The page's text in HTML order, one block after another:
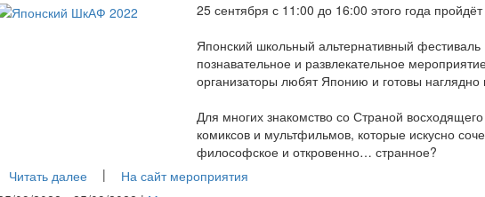
25 сентября с 11:00 до 16:00 этого года
Японский школьный альтернативный
познавательное и развлекательное
организаторы любят Японию и готовы наглядно
Для многих знакомство со Страной
комиксов и мультфильмов, которые искусно
философское и откровенно… странное?
Читать далее
|
На сайт мероприятия